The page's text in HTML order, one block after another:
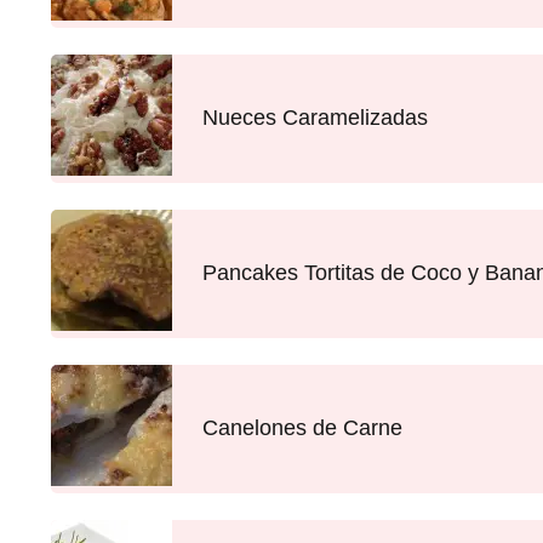
Nueces Caramelizadas
Pancakes Tortitas de Coco y
Canelones de Carne